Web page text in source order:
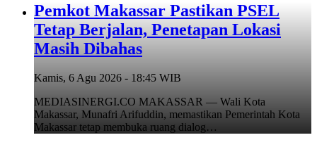
Pemkot Makassar Pastikan PSEL
Tetap Berjalan, Penetapan Lokasi
Masih Dibahas
Kamis, 6 Agu 2026 - 18:45 WIB
MEDIASINERGI.CO MAKASSAR — Wali Kota
Makassar, Munafri Arifuddin, memastikan Pemerintah Kota
Makassar tetap membuka ruang dialog…